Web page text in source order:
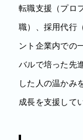
転職支援（プロ
職）、採用代行
ント企業内での
バルで培った先
した人の温かみ
成長を支援して